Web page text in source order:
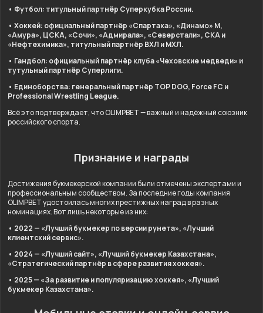
• Футбол: титульный партнёр Суперкубка России.
• Хоккей: официальный партнёр «Спартака», «Динамо» М,
«Амура», ЦСКА, «Сочи», «Адмирала», «Северстали», СКА и
«Нефтехимика», титульный партнёр ВХЛ и МХЛ.
• Гандбол: официальный партнёр клуба «Чеховские медведи» и
тутульный партнёр Суперлиги.
• Единоборства: генеральный партнёр TOP DOG, Force FC и
Professional Wrestling League.
Всё это подтверждает, что OLIMPBET — важный и надёжный союзник
российского спорта.
Признание и награды
Достижения букмекерской компании были отмечены экспертами и
профессиональным сообществом. За последние годы компания
OLIMPBET удостоилась многих престижных наград в разных
номинациях. Вот лишь некоторые из них:
• 2022 — «Лучший букмекер по версии рунета», «Лучший
клиентский сервис».
• 2024 — «Лучший сайт», «Лучший букмекер Казахстана»,
«Стратегический партнёр в сфере развития хоккея».
• 2025 — «За развитие и популяризацию хоккея», «Лучший
букмекер Казахстана».